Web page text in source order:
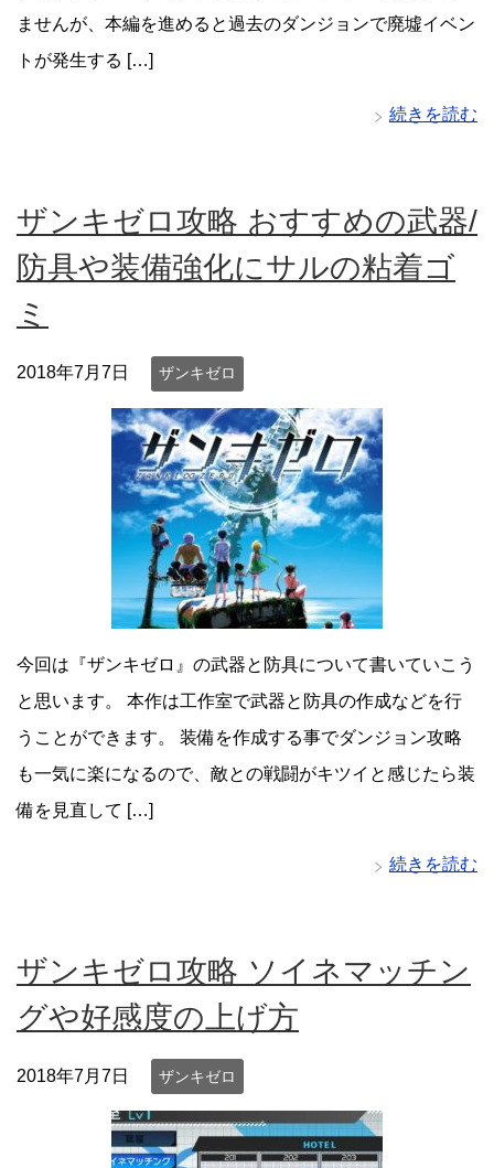
ませんが、本編を進めると過去のダンジョンで廃墟イベン
トが発生する […]
続きを読む
ザンキゼロ攻略 おすすめの武器/
防具や装備強化にサルの粘着ゴ
ミ
2018年7月7日 ザンキゼロ
今回は『ザンキゼロ』の武器と防具について書いていこう
と思います。 本作は工作室で武器と防具の作成などを行
うことができます。 装備を作成する事でダンジョン攻略
も一気に楽になるので、敵との戦闘がキツイと感じたら装
備を見直して […]
続きを読む
ザンキゼロ攻略 ソイネマッチン
グや好感度の上げ方
2018年7月7日 ザンキゼロ